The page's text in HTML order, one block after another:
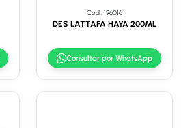
Cod.: 196016
DES LATTAFA HAYA 200ML
Consultar por WhatsApp